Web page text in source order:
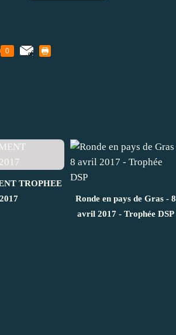
0
TROPHEE
2017
Ronde en pays de Gras - 8
avril 2017 - Trophée DSP